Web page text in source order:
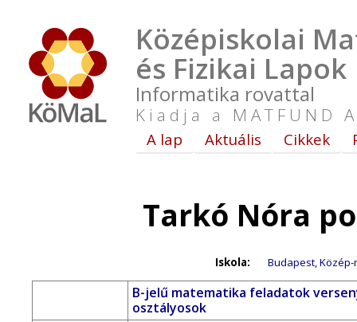
Középiskolai
és Fizikai Lapok
Informatika rovattal
Kiadja a MATFUND
A lap Aktuális Cikkek
Tarkó Nóra
Iskola: Budapest, Közép-
B-jelű matematika feladatok
osztályosok